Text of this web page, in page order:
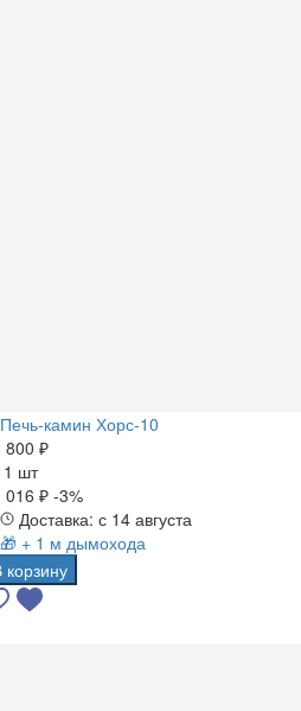
Печь-камин Хорс-10
800 ₽
1 шт
016 ₽ -3%
Доставка: с 14 августа
🎁 + 1 м дымохода
корзину